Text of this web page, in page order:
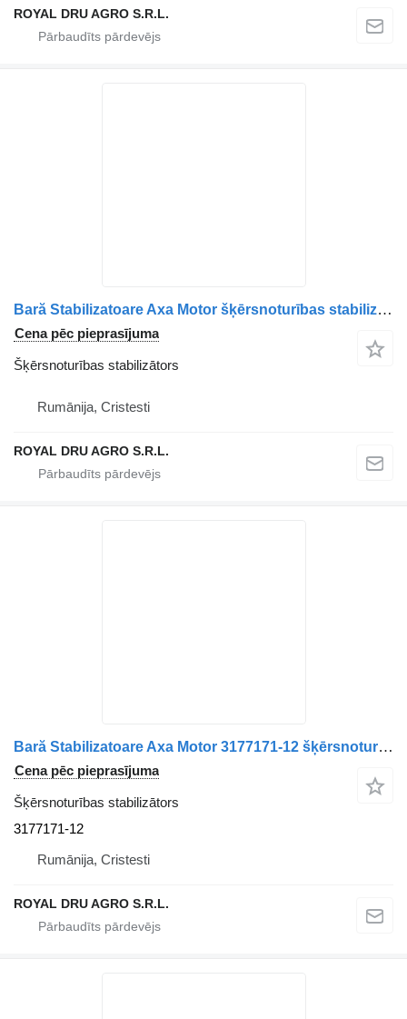
ROYAL DRU AGRO S.R.L.
Bară Stabilizatoare Axa Motor šķērsnoturības stabilizātors paredzēts MAN 81437156103 / 85437156034 / 81437150152 / 85437150040 kravas automašīnas
Cena pēc pieprasījuma
Šķērsnoturības stabilizātors
Rumānija, Cristesti
ROYAL DRU AGRO S.R.L.
Bară Stabilizatoare Axa Motor 3177171-12 šķērsnoturības stabilizātors paredzēts Volvo kravas automašīnas
Cena pēc pieprasījuma
Šķērsnoturības stabilizātors
3177171-12
Rumānija, Cristesti
ROYAL DRU AGRO S.R.L.